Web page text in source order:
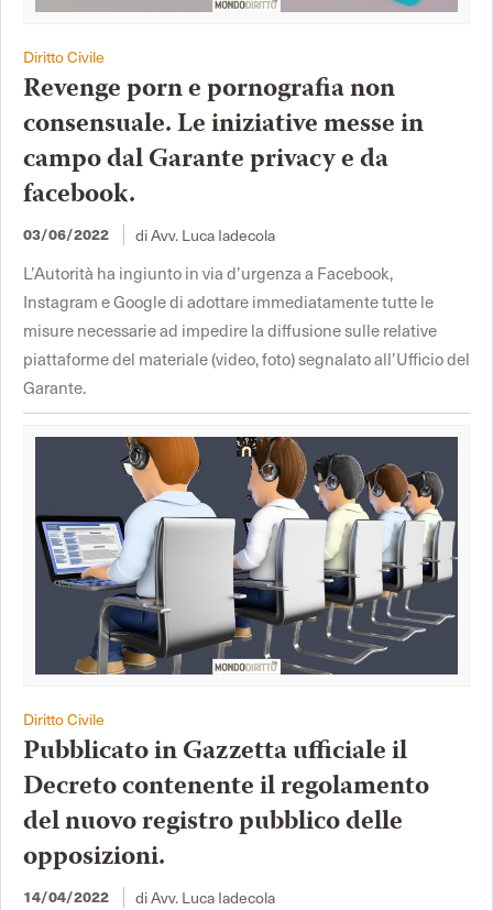
Diritto Civile
Revenge porn e pornografia non
consensuale. Le iniziative messe in
campo dal Garante privacy e da
facebook.
03/06/2022 di Avv. Luca Iadecola
L’Autorità ha ingiunto in via d’urgenza a Facebook,
Instagram e Google di adottare immediatamente tutte le
misure necessarie ad impedire la diffusione sulle relative
piattaforme del materiale (video, foto) segnalato all’Ufficio del
Garante.
Diritto Civile
Pubblicato in Gazzetta ufficiale il
Decreto contenente il regolamento
del nuovo registro pubblico delle
opposizioni.
14/04/2022 di Avv. Luca Iadecola